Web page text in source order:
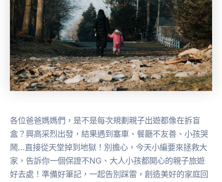
各位爸爸媽媽們，是不是每次規劃親子出遊都像在拆盲
盒？興高采烈出發，結果遇到塞車、餐廳不友善、小孩哭
鬧…直接從天堂掉到地獄！別擔心，今天小編要來拯救大
家，告訴你一個保證不NG、大人小孩都開心的親子旅遊
好去處！準備好筆記，一起告別踩雷，創造美好的家庭回